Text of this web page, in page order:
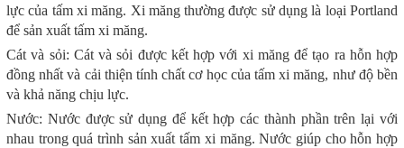
lực của tấm xi măng. Xi măng thường được sử dụng là loại Portland
để sản xuất tấm xi măng.
Cát và sỏi: Cát và sỏi được kết hợp với xi măng để tạo ra hỗn hợp
đồng nhất và cải thiện tính chất cơ học của tấm xi măng, như độ bền
và khả năng chịu lực.
Nước: Nước được sử dụng để kết hợp các thành phần trên lại với
nhau trong quá trình sản xuất tấm xi măng. Nước giúp cho hỗn hợp